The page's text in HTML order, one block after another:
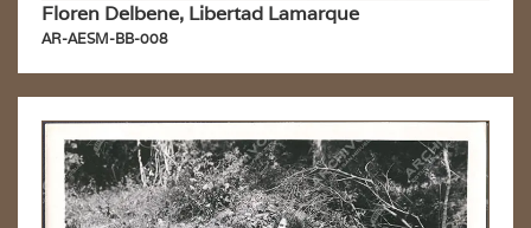
Floren Delbene, Libertad Lamarque
AR-AESM-BB-008